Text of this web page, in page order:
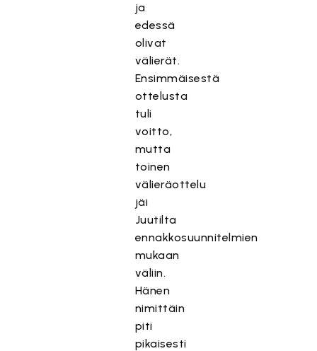
ja
edessä
olivat
välierät.
Ensimmäisestä
ottelusta
tuli
voitto,
mutta
toinen
välieräottelu
jäi
Juutilta
ennakkosuunnitelmien
mukaan
väliin.
Hänen
nimittäin
piti
pikaisesti